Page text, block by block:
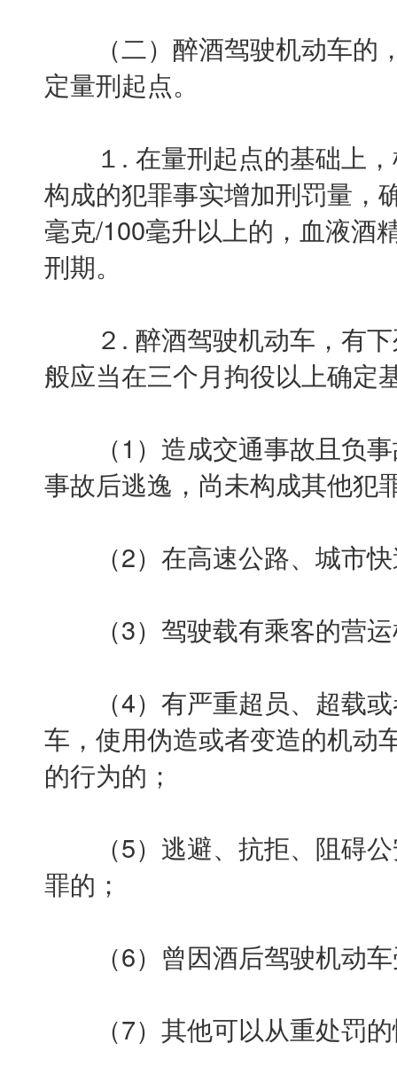
（二）醉酒驾驶机动车的
定量刑起点。
１. 在量刑起点的基础上，
构成的犯罪事实增加刑罚量，
毫克/100毫升以上的，血液酒
刑期。
２. 醉酒驾驶机动车，有下
般应当在三个月拘役以上确定
（1）造成交通事故且负事
事故后逃逸，尚未构成其他犯
（2）在高速公路、城市快
（3）驾驶载有乘客的营运
（4）有严重超员、超载或
车，使用伪造或者变造的机动
的行为的；
（5）逃避、抗拒、阻碍公
罪的；
（6）曾因酒后驾驶机动车
（7）其他可以从重处罚的